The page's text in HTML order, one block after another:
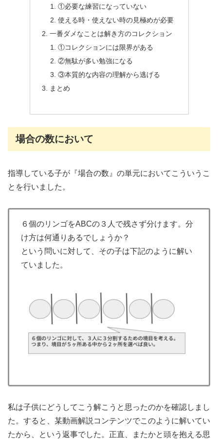
①必要な練習になっていない
使える時・使えない時の見極めが必要
一番ダメなことは解き方のコレクション
①コレクションには限界がある
②無駄が多い勉強になる
③本質的な内容の理解から逃げる
まとめ
場合の数において
指導している子が『場合の数』の単元においてこういうこ
とを行いました。
６個のリンゴをABCの３人で残さず分けます。分
け方は何通りあるでしょうか？
という問いに対して、その子は下記のように解い
ていました。
私は子供にどうしてこう解こうと思ったのかを確認しまし
た。すると、某動画解説コンテンツでこのように解いてい
たから、という返事でした。正直、またかと頭を抱える思